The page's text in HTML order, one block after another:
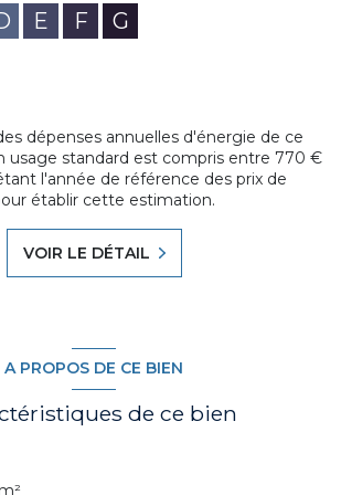
E F G
dépenses annuelles d'énergie de ce
usage standard est compris entre 770 €
l'année de référence des prix de
établir cette estimation.
VOIR LE DÉTAIL
A PROPOS DE CE BIEN
de ce bien